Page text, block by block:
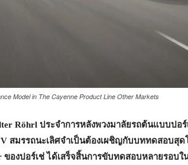
Model in The Cayenne Product Line Other Markets
Röhrl ประจำการหลังพวงมาลัยรถต้นแบบปอร์
สมรรถนะเลิศจำเป็นต้องเผชิญกับบททดสอบสุ
ของปอร์เช่ ได้เสร็จสิ้นการขับทดสอบหลายรอบ